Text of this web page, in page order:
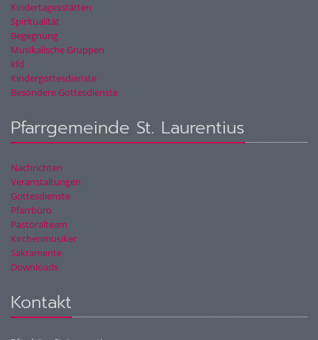
Kindertagesstätten
Spiritualität
Begegnung
Musikalische Gruppen
kfd
Kindergottesdienste
Besondere Gottesdienste
Pfarrgemeinde St. Laurentius
Nachrichten
Veranstaltungen
Gottesdienste
Pfarrbüro
Pastoralteam
Kirchenmusiker
Sakramente
Downloads
Kontakt